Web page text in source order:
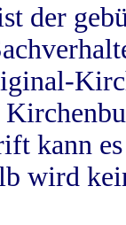
der
kann
wird